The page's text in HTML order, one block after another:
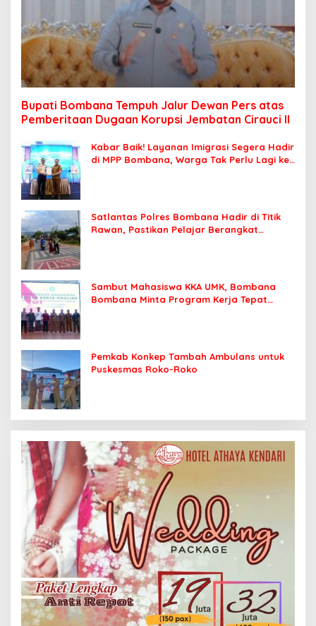
Bupati Bombana Tempuh Jalur Dewan Pers atas
Pemberitaan Dugaan Korupsi Jembatan Cirauci II
Kabar Baik! Layanan Imigrasi Segera Hadir
di MPP Bombana, Warga Tak Perlu Lagi ke
Satlantas Polres Bombana Hadir di Titik
Rawan, Pastikan Pelajar Berangkat
Sambut Mahasiswa KKA UMK, Bombana
Bombana Minta Program Kerja Tepat
Pemkab Konkep Tambah Ambulans untuk
Puskesmas Roko-Roko